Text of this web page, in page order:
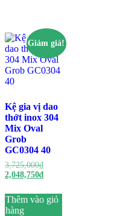
Giảm giá!
Kệ gia vị dao
thớt inox 304
Mix Oval
Grob
GC0304 40
3,725,000₫Giá
gốc
3,725,000₫.
2,048,750₫Giá
tại
là:
Thêm vào giỏ
hàng